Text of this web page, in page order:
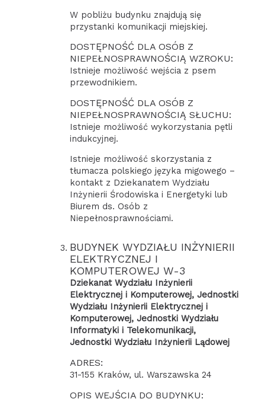
W pobliżu budynku znajdują się
przystanki komunikacji miejskiej.
DOSTĘPNOŚĆ DLA OSÓB Z
NIEPEŁNOSPRAWNOŚCIĄ WZROKU:
Istnieje możliwość wejścia z psem
przewodnikiem.
DOSTĘPNOŚĆ DLA OSÓB Z
NIEPEŁNOSPRAWNOŚCIĄ SŁUCHU:
Istnieje możliwość wykorzystania pętli
indukcyjnej.
Istnieje możliwość skorzystania z
tłumacza polskiego języka migowego –
kontakt z Dziekanatem Wydziału
Inżynierii Środowiska i Energetyki lub
Biurem ds. Osób z
Niepełnosprawnościami.
BUDYNEK WYDZIAŁU INŻYNIERII
ELEKTRYCZNEJ I
KOMPUTEROWEJ W-3
Dziekanat Wydziału Inżynierii
Elektrycznej i Komputerowej, Jednostki
Wydziału Inżynierii Elektrycznej i
Komputerowej, Jednostki Wydziału
Informatyki i Telekomunikacji,
Jednostki Wydziału Inżynierii Lądowej
ADRES:
31-155 Kraków, ul. Warszawska 24
OPIS WEJŚCIA DO BUDYNKU: